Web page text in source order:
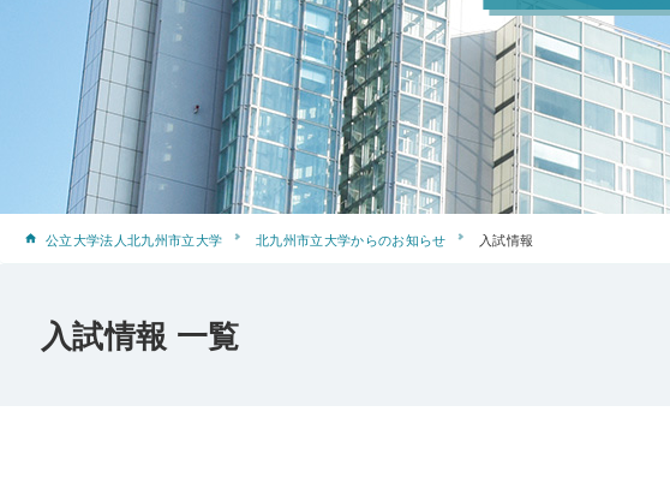
公立大学法人北九州市立大学 北九州市立大学からのお知らせ 入試情報
入試情報 一覧